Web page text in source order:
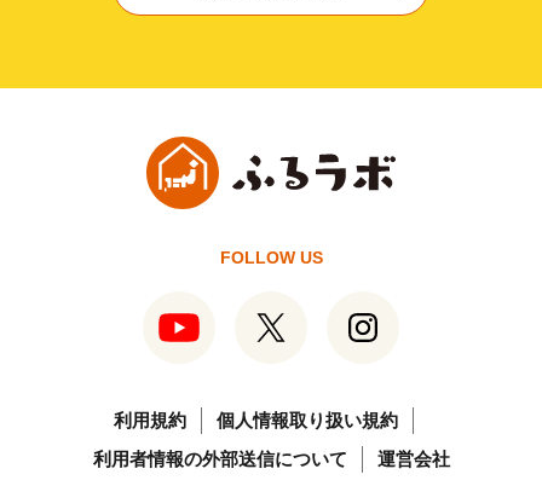
FOLLOW US
利用規約
個人情報取り扱い規約
利用者情報の外部送信について
運営会社